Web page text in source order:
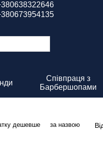
Співпраця з
Барбершопами
дешевше за назвою